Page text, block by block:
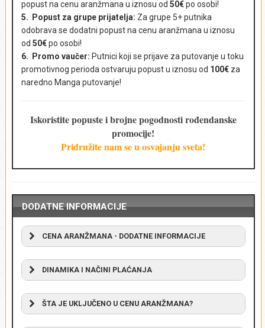
popust na cenu aranžmana u iznosu od 50€po osobi!
5. Popust za grupe prijatelja: Za grupe 5+ putnika
odobrava se dodatni popust na cenu aranžmana u iznosu
od 50€po osobi!
6. Promo vaučer: Putnici koji se prijave za putovanje u toku
promotivnog perioda ostvaruju popust u iznosu od 100€za
naredno Manga putovanje!
Iskoristite popuste i brojne pogodnosti rođendanske
promocije!
Pridružite nam se u osvajanju sveta!
DODATNE INFORMACIJE
CENA ARANŽMANA - DODATNE INFORMACIJE
DODATNE INFORMACIJE:
Cena aranžmana
Cena aranžmana
DINAMIKA I NAČINI PLAĆANJA
– uplatom avansa od min. 100€ u dinarskoj
ŠTA JE UKLJUČENO U CENU ARANŽMANA?